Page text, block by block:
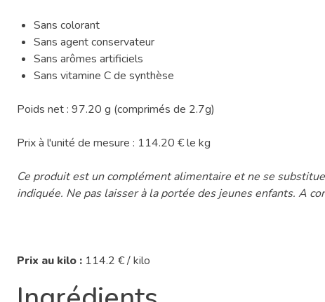
Sans colorant
Sans agent conservateur
Sans arômes artificiels
Sans vitamine C de synthèse
Poids net : 97.20 g (comprimés de 2.7g)
Prix à l'unité de mesure : 114.20 € le kg
Ce produit est un complément alimentaire et ne se
indiquée. Ne pas laisser à la portée des jeunes enfants. A
Prix au kilo : 114.2 € / kilo